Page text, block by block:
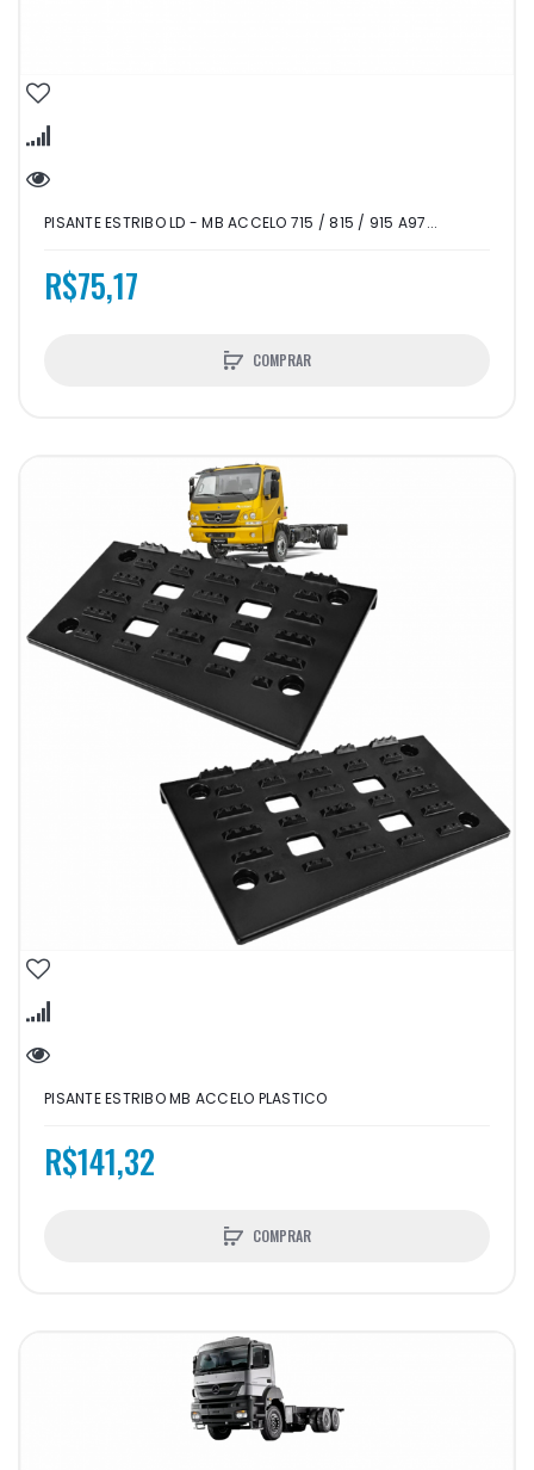
PISANTE ESTRIBO LD - MB ACCELO 715 / 815 / 915 A97...
R$75,17
COMPRAR
PISANTE ESTRIBO MB ACCELO PLASTICO
R$141,32
COMPRAR